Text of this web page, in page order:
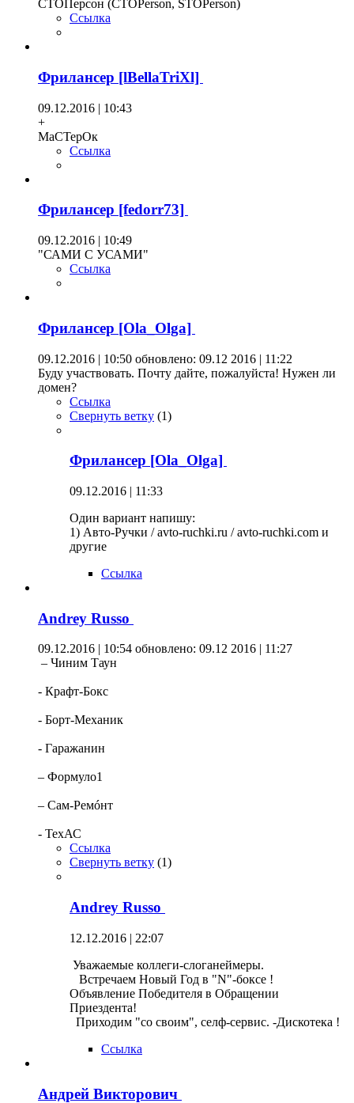
СТОПерсон (СТОPerson, STOPerson)
Ссылка
Фрилансер [lBellaTriXl]
09.12.2016 | 10:43
+
МаСТерОк
Ссылка
Фрилансер [fedorr73]
09.12.2016 | 10:49
"САМИ С УСАМИ"
Ссылка
Фрилансер [Ola_Olga]
09.12.2016 | 10:50 обновлено: 09.12 2016 | 11:22
Буду участвовать. Почту дайте, пожалуйста! Нужен ли
домен?
Ссылка
Свернуть ветку (1)
Фрилансер [Ola_Olga]
09.12.2016 | 11:33
Один вариант напишу:
1) Авто-Ручки / avto-ruchki.ru / avto-ruchki.com и
другие
Ссылка
Andrey Russo
09.12.2016 | 10:54 обновлено: 09.12 2016 | 11:27
– Чиним Таун
- Крафт-Бокс
- Борт-Механик
- Гаражанин
– Формуло1
– Сам-Ремóнт
- ТехАС
Ссылка
Свернуть ветку (1)
Andrey Russo
12.12.2016 | 22:07
Уважаемые коллеги-слоганеймеры.
Встречаем Новый Год в "N"-боксе !
Объявление Победителя в Обращении
Приездента!
Приходим "со своим", селф-сервис. -Дискотека !
Ссылка
Андрей Викторович